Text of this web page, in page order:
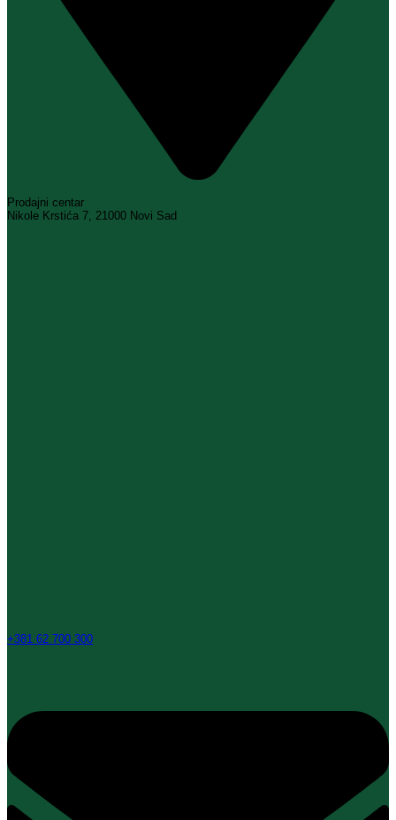
Prodajni centar
Nikole Krstića 7, 21000 Novi Sad
+381 62 700 300